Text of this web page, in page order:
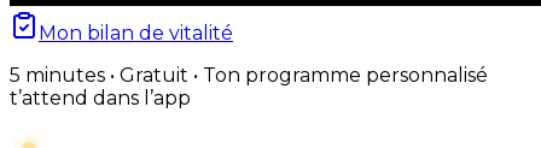
Mon bilan de vitalité
5 minutes • Gratuit • Ton programme personnalisé
t’attend dans l’app